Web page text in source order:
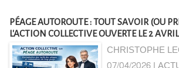
PÉAGE AUTOROUTE : TOUT SAVOIR (OU
L'ACTION COLLECTIVE OUVERTE LE 2 AVRIL
CHRISTOPHE